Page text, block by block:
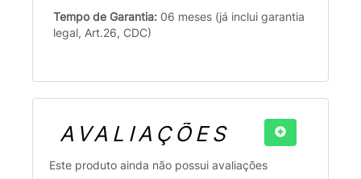
Tempo de Garantia: 06 meses (já inclui garantia
legal, Art.26, CDC)
AVALIAÇÕES
Este produto ainda não possui avaliações